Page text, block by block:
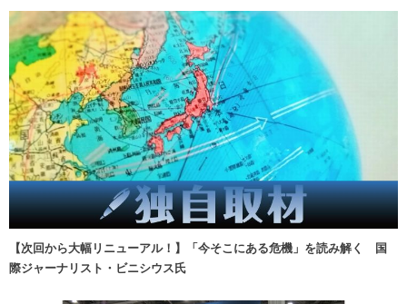
【次回から大幅リニューアル！】「今そこにある危機」を読み解く 国
際ジャーナリスト・ビニシウス氏